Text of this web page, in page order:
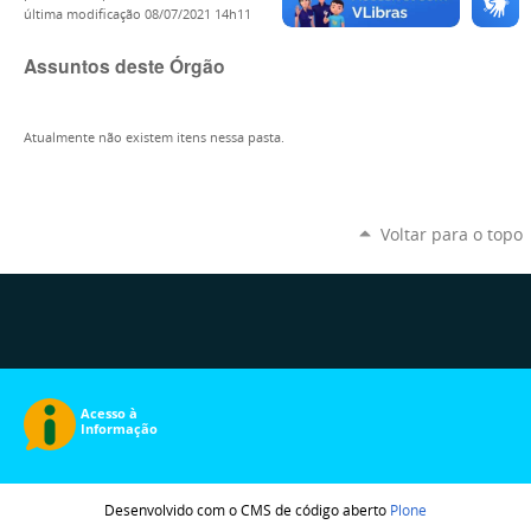
última modificação 08/07/2021 14h11
Assuntos deste Órgão
Atualmente não existem itens nessa pasta.
Voltar para o topo
Desenvolvido com o CMS de código aberto Plone